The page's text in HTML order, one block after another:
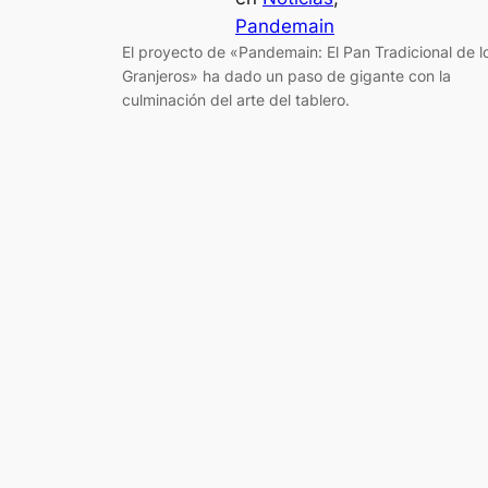
Pandemain
El proyecto de «Pandemain: El Pan Tradicional de
Granjeros» ha dado un paso de gigante con la
culminación del arte del tablero.